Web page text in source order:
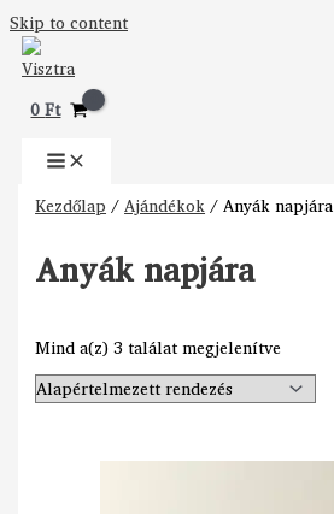
Skip to content
0Ft
Kezdőlap /Ajándékok/ Anyák napjára
Anyák napjára
Mind a(z) 3 találat megjelenítve